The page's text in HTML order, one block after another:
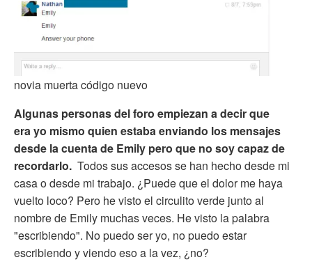
novia muerta código nuevo
Algunas personas del foro empiezan a decir que
era yo mismo quien estaba enviando los mensajes
desde la cuenta de Emily pero que no soy capaz de
recordarlo. Todos sus accesos se han hecho desde mi
casa o desde mi trabajo. ¿Puede que el dolor me haya
vuelto loco? Pero he visto el circulito verde junto al
nombre de Emily muchas veces. He visto la palabra
"escribiendo". No puedo ser yo, no puedo estar
escribiendo y viendo eso a la vez, ¿no?